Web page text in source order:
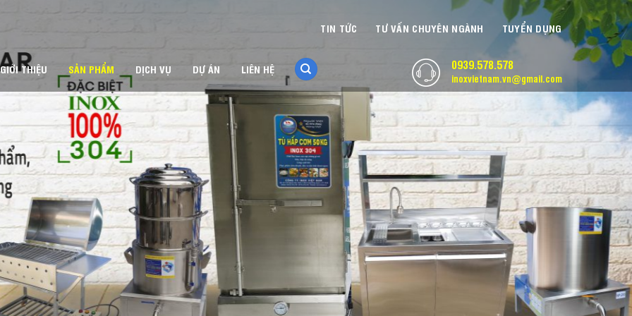
GIỚI THIỆU SẢN PHẨM DỊCH VỤ DỰ ÁN LIÊN HỆ 0939.578.578
inoxvietnam.vn@gmail.com
TIN TỨC TƯ VẤN CHUYÊN NGÀNH TUYỂN DỤNG